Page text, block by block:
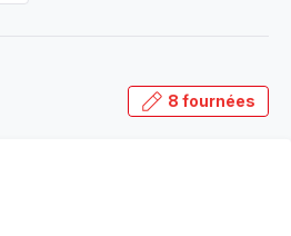
8 fournées